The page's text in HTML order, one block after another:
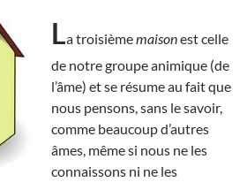
La troisièmemaisonest celle
de notre groupe animique (de
l’âme) et se résume au fait que
nous pensons, sans le savoir,
comme beaucoup d’autres
âmes, même si nous ne les
connaissons ni ne les